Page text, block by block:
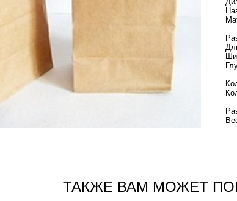
ТАКЖЕ ВАМ МОЖЕТ